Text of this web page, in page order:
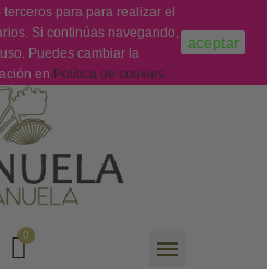
Contacto
para para realizar el
Si continúas navegando,
Puedes cambiar la
en Política de cookies
aceptar